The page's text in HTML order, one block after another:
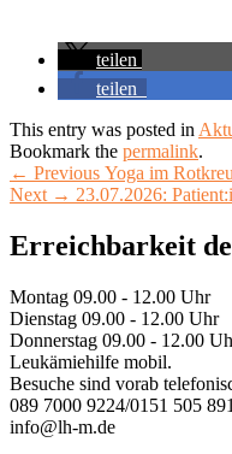
teilen
teilen
This entry was posted in
Bookmark the permalink.
← Previous Previous
post:
Yoga im
Next → Next
23.07.2026:
Primary
Widget
Area
Erreichbarkeit
Montag 09.00 - 12.00 Uhr
Dienstag 09.00 - 12.00 Uhr
Donnerstag 09.00 - 12.00
Leukämiehilfe mobil.
Besuche sind vorab
089 7000 9224/0151 505
info@lh-m.de